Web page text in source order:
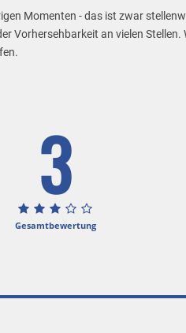
Momenten - das ist zwar
Vorhersehbarkeit an vielen Stellen.
3
Gesamtbewertung